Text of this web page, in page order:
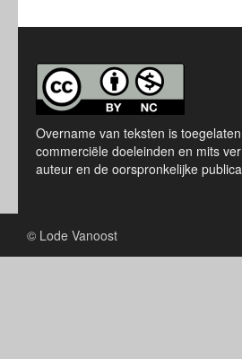
Overname van teksten is
commerciële doeleinden en mits
auteur en de oorspronkelijke
© Lode Vanoost